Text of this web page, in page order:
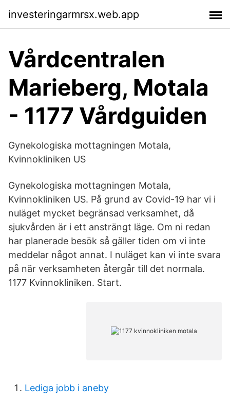
investeringarmrsx.web.app
Vårdcentralen
Marieberg, Motala
- 1177 Vårdguiden
Gynekologiska mottagningen Motala,
Kvinnokliniken US
Gynekologiska mottagningen Motala,
Kvinnokliniken US. På grund av Covid-19 har vi i
nuläget mycket begränsad verksamhet, då
sjukvården är i ett ansträngt läge. Om ni redan
har planerade besök så gäller tiden om vi inte
meddelar något annat. I nuläget kan vi inte svara
på när verksamheten återgår till det normala.
1177 Kvinnokliniken. Start.
Lediga jobb i aneby